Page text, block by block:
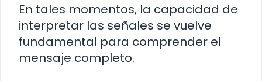
En tales momentos, la capacidad de
interpretar las señales se vuelve
fundamental para comprender el
mensaje completo.